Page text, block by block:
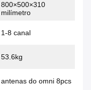
800×500×310
milímetro
1-8 canal
53.6kg
antenas do omni 8pcs